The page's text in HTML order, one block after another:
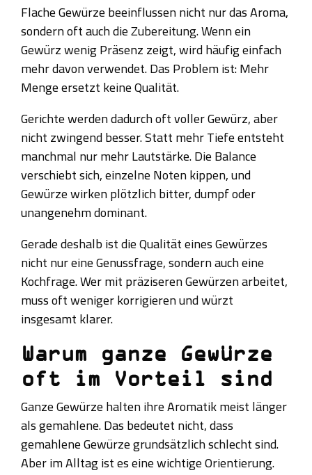
Flache Gewürze beeinflussen nicht nur das Aroma,
sondern oft auch die Zubereitung. Wenn ein
Gewürz wenig Präsenz zeigt, wird häufig einfach
mehr davon verwendet. Das Problem ist: Mehr
Menge ersetzt keine Qualität.
Gerichte werden dadurch oft voller Gewürz, aber
nicht zwingend besser. Statt mehr Tiefe entsteht
manchmal nur mehr Lautstärke. Die Balance
verschiebt sich, einzelne Noten kippen, und
Gewürze wirken plötzlich bitter, dumpf oder
unangenehm dominant.
Gerade deshalb ist die Qualität eines Gewürzes
nicht nur eine Genussfrage, sondern auch eine
Kochfrage. Wer mit präziseren Gewürzen arbeitet,
muss oft weniger korrigieren und würzt
insgesamt klarer.
Warum ganze Gewürze
oft im Vorteil sind
Ganze Gewürze halten ihre Aromatik meist länger
als gemahlene. Das bedeutet nicht, dass
gemahlene Gewürze grundsätzlich schlecht sind.
Aber im Alltag ist es eine wichtige Orientierung.